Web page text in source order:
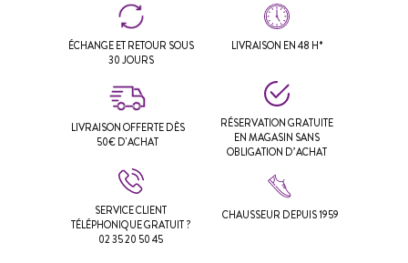
ÉCHANGE ET RETOUR SOUS
30 JOURS
LIVRAISON EN 48 H*
LIVRAISON OFFERTE DÈS
50€ D'ACHAT
RÉSERVATION GRATUITE
EN MAGASIN SANS
OBLIGATION D’ACHAT
SERVICE CLIENT
TÉLÉPHONIQUE GRATUIT ?
02 35 20 50 45
CHAUSSEUR DEPUIS 1959